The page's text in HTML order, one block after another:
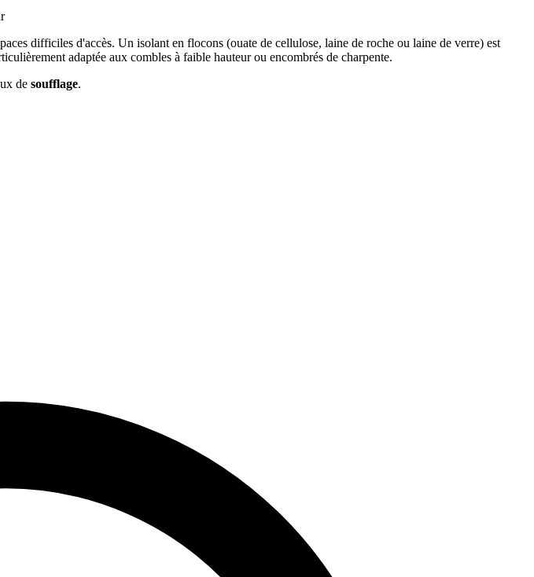
difficiles d'accès. Un isolant en flocons (ouate de cellulose, laine de roche ou laine de verre) est
adaptée aux combles à faible hauteur ou encombrés de charpente.
de soufflage.